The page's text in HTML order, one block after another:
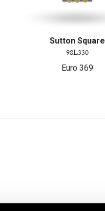
Sutton Square
98L330
Euro 369